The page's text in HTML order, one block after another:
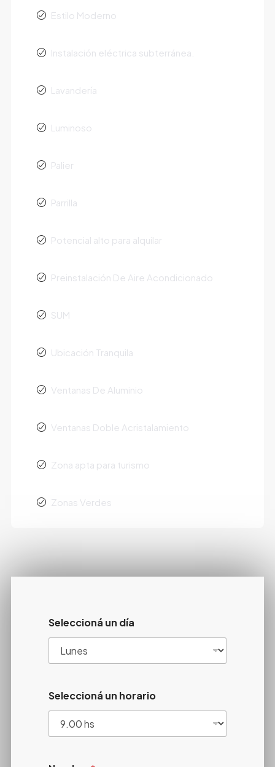
Estilo Moderno
Instalación eléctrica subterránea.
Lavandería
Luminoso
Palier
Parrilla
Potencial alto para alquilar
Preinstalación De Aire Acondicionado
SUM
Ubicación Tranquila
Ventanas De Aluminio
Ventanas Doble Acristalamiento
Zona apta para turismo
Zonas Verdes
Seleccioná un día
Seleccioná un horario